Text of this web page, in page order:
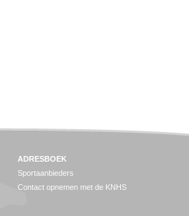
ADRESBOEK
Sportaanbieders
Contact opnemen met de KNHS